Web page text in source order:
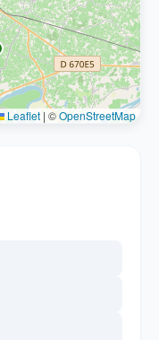
Leaflet | ©OpenStreetMap